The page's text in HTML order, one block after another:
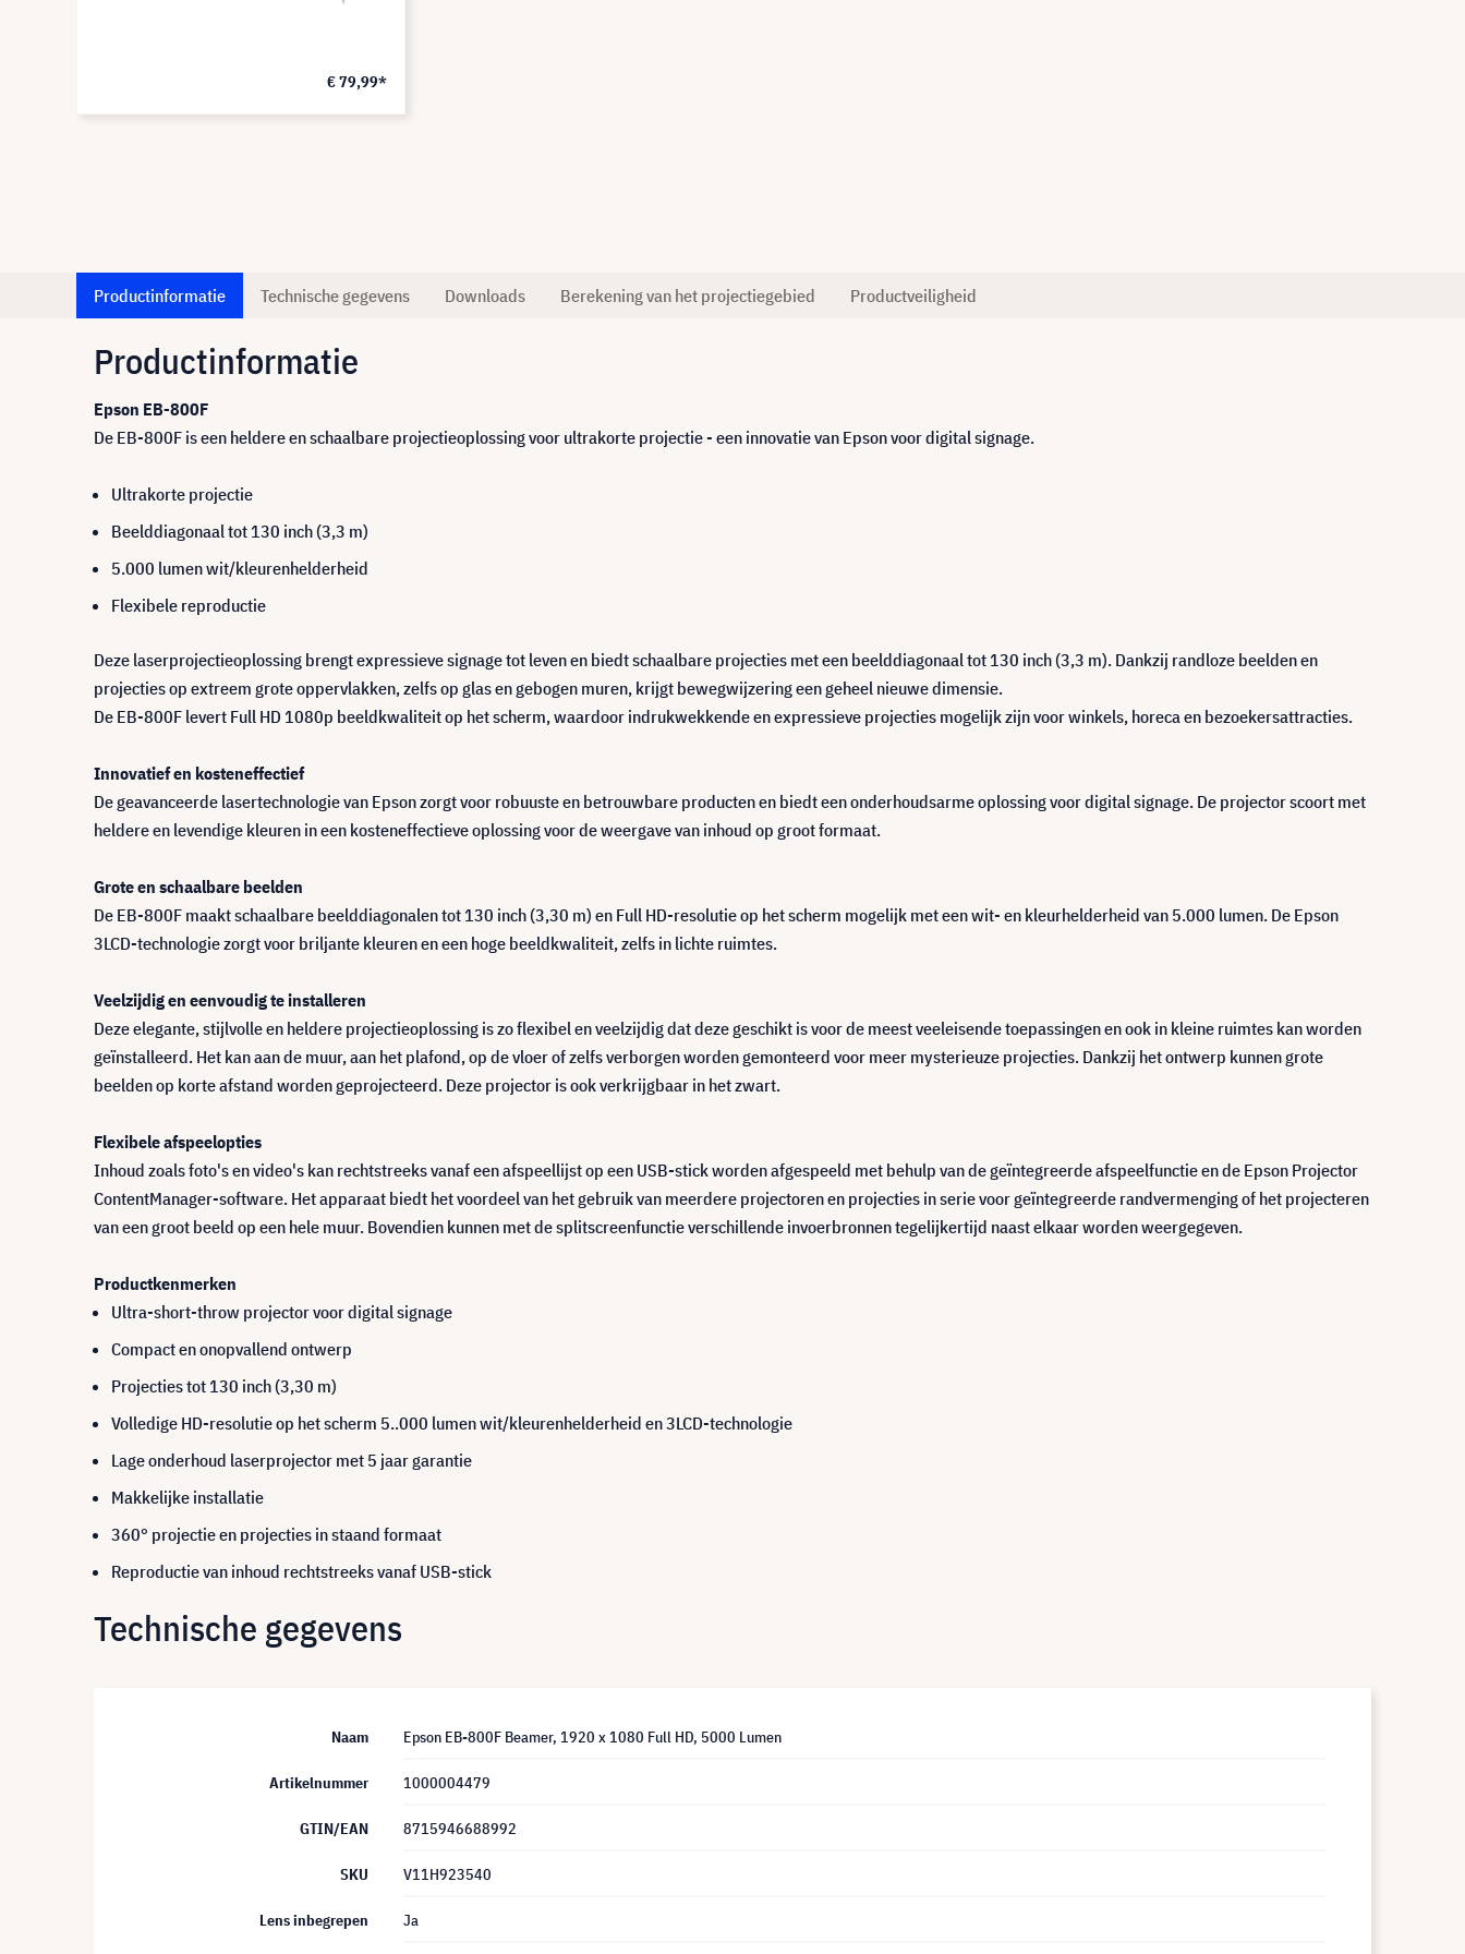
€ 79,99*
Productinformatie Technische gegevens Downloads Berekening van het projectiegebied Productveiligheid
Productinformatie
Epson EB-800F
De EB-800F is een heldere en schaalbare projectieoplossing voor ultrakorte projectie - een innovatie van Epson voor digital signage.
Ultrakorte projectie
Beelddiagonaal tot 130 inch (3,3 m)
5.000 lumen wit/kleurenhelderheid
Flexibele reproductie
Deze laserprojectieoplossing brengt expressieve signage tot leven en biedt schaalbare projecties met een beelddiagonaal tot 130 inch (3,3 m). Dankzij randloze beelden en
projecties op extreem grote oppervlakken, zelfs op glas en gebogen muren, krijgt bewegwijzering een geheel nieuwe dimensie.
De EB-800F levert Full HD 1080p beeldkwaliteit op het scherm, waardoor indrukwekkende en expressieve projecties mogelijk zijn voor winkels, horeca en bezoekersattracties.
Innovatief en kosteneffectief
De geavanceerde lasertechnologie van Epson zorgt voor robuuste en betrouwbare producten en biedt een onderhoudsarme oplossing voor digital signage. De projector scoort met
heldere en levendige kleuren in een kosteneffectieve oplossing voor de weergave van inhoud op groot formaat.
Grote en schaalbare beelden
De EB-800F maakt schaalbare beelddiagonalen tot 130 inch (3,30 m) en Full HD-resolutie op het scherm mogelijk met een wit- en kleurhelderheid van 5.000 lumen. De Epson
3LCD-technologie zorgt voor briljante kleuren en een hoge beeldkwaliteit, zelfs in lichte ruimtes.
Veelzijdig en eenvoudig te installeren
Deze elegante, stijlvolle en heldere projectieoplossing is zo flexibel en veelzijdig dat deze geschikt is voor de meest veeleisende toepassingen en ook in kleine ruimtes kan worden
geïnstalleerd. Het kan aan de muur, aan het plafond, op de vloer of zelfs verborgen worden gemonteerd voor meer mysterieuze projecties. Dankzij het ontwerp kunnen grote
beelden op korte afstand worden geprojecteerd. Deze projector is ook verkrijgbaar in het zwart.
Flexibele afspeelopties
Inhoud zoals foto's en video's kan rechtstreeks vanaf een afspeellijst op een USB-stick worden afgespeeld met behulp van de geïntegreerde afspeelfunctie en de Epson Projector
ContentManager-software. Het apparaat biedt het voordeel van het gebruik van meerdere projectoren en projecties in serie voor geïntegreerde randvermenging of het projecteren
van een groot beeld op een hele muur. Bovendien kunnen met de splitscreenfunctie verschillende invoerbronnen tegelijkertijd naast elkaar worden weergegeven.
Productkenmerken
Ultra-short-throw projector voor digital signage
Compact en onopvallend ontwerp
Projecties tot 130 inch (3,30 m)
Volledige HD-resolutie op het scherm 5..000 lumen wit/kleurenhelderheid en 3LCD-technologie
Lage onderhoud laserprojector met 5 jaar garantie
Makkelijke installatie
360° projectie en projecties in staand formaat
Reproductie van inhoud rechtstreeks vanaf USB-stick
Technische gegevens
Naam Epson EB-800F Beamer, 1920 x 1080 Full HD, 5000 Lumen
Artikelnummer 1000004479
GTIN/EAN 8715946688992
SKU V11H923540
Lens inbegrepen Ja